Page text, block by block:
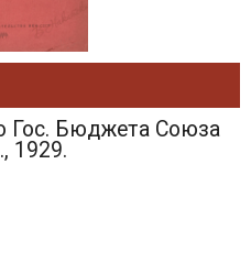
Гос. Бюджета Союза
1929.